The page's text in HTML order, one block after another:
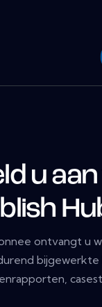
u
ontvangt u
bijgewerkte